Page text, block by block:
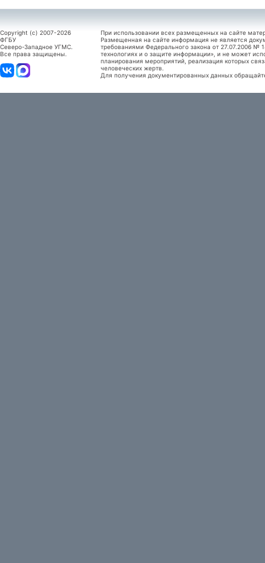
Copyright (c) 2007-2026
ФГБУ
Северо-Западное УГМС.
Все права защищены.
При использовании всех размещенных на сайте
Размещенная на сайте информация не является
требованиями Федерального закона от 27.07.2006
технологиях и о защите информации», и не может
планирования мероприятий, реализация которых
человеческих жертв.
Для получения документированных данных